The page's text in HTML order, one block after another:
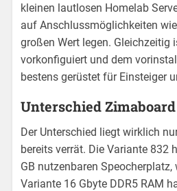
kleinen lautlosen Homelab
auf Anschlussmöglichkeiten
großen Wert legen. Gleichzeitig
vorkonfiguiert und dem
bestens gerüstet für Einsteiger
Unterschied Zimaboard
Der Unterschied liegt wirklich
bereits verrät. Die Variante 832
GB nutzenbaren
Variante 16 Gbyte DDR5 RAM